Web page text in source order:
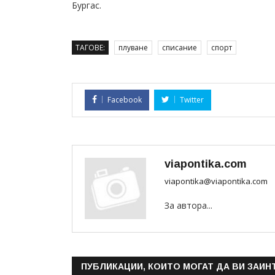
Бургас.
ТАГОВЕ: плуване списание спорт
Facebook Twitter
viapontika.com
viapontika@viapontika.com
За автора...
ПУБЛИКАЦИИ, КОИТО МОГАТ ДА ВИ